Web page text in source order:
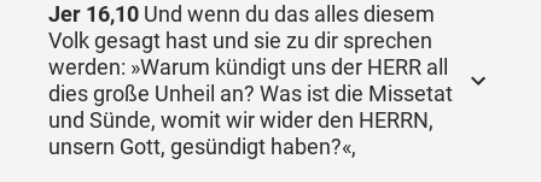
Jer 16,10 Und wenn du das alles diesem
Volk gesagt hast und sie zu dir sprechen
werden: »Warum kündigt uns der HERR all
dies große Unheil an? Was ist die Missetat
und Sünde, womit wir wider den HERRN,
unsern Gott, gesündigt haben?«,